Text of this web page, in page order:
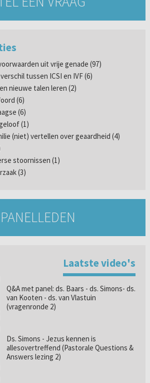
uit vrije genade (97)
tussen ICSI en IVF (6)
nieuwe talen leren (2)
(6)
(6)
(1)
(niet) vertellen over geaardheid (4)
stoornissen (1)
(3)
PANELLEDEN
Laatste video's
Q&A met panel: ds. Baars - ds. Simons- ds.
van Kooten - ds. van Vlastuin
(vragenronde 2)
Ds. Simons - Jezus kennen is
allesovertreffend (Pastorale Questions &
Answers lezing 2)